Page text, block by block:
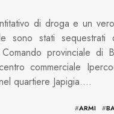
di droga e un
sono stati sequestrati
provinciale di
commerciale
quartiere Japigia….
#ARMI #